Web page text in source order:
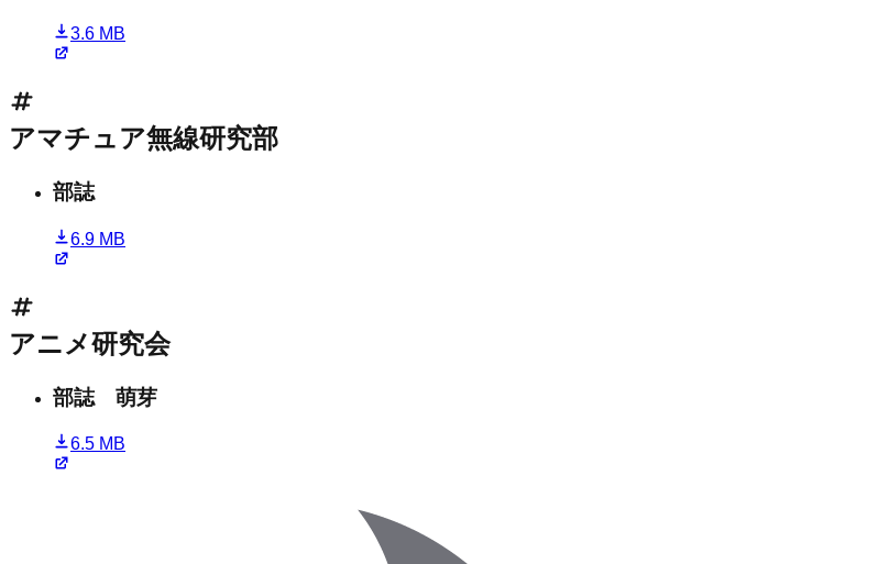
3.6 MB
アマチュア無線研究部
部誌
6.9 MB
アニメ研究会
部誌 萌芽
6.5 MB